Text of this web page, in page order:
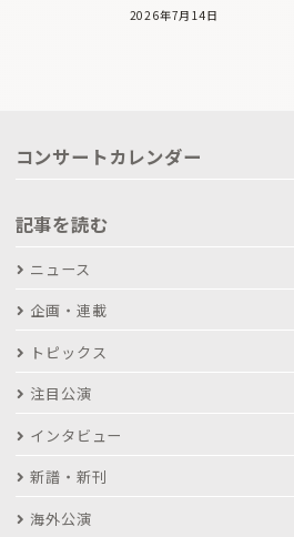
2026年7月14日
コンサートカレンダー
記事を読む
ニュース
企画・連載
トピックス
注目公演
インタビュー
新譜・新刊
海外公演